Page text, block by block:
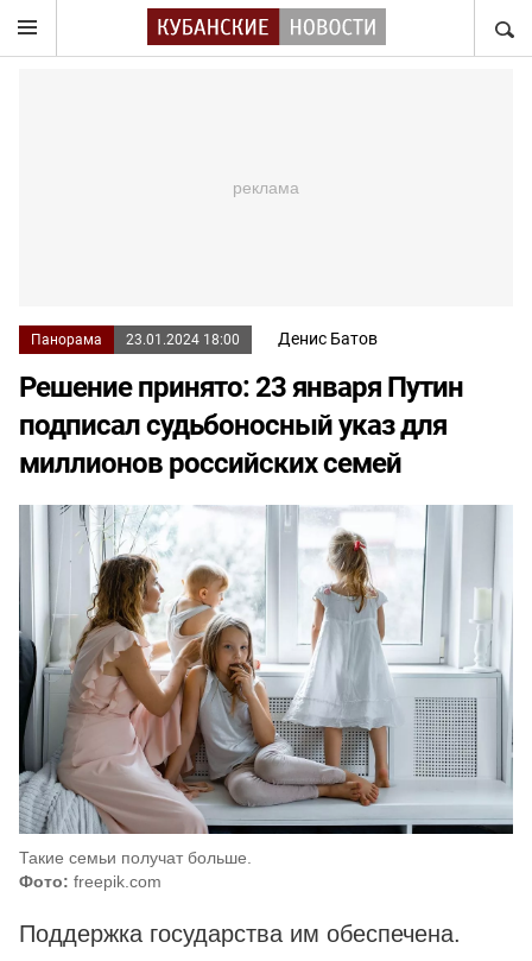
Панорама 23.01.2024 18:00 Денис Батов
Решение принято: 23 января Путин
подписал судьбоносный указ для
миллионов российских семей
Такие семьи получат больше.
Фото: freepik.com
Поддержка государства им обеспечена.